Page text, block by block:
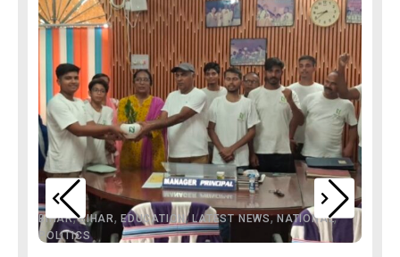
BIHAR,BIHAR, EDUCATION,LATEST NEWS,NATIONAL,
POLITICS